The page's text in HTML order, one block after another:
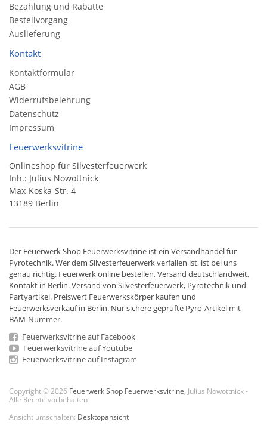
Bezahlung und Rabatte
Bestellvorgang
Auslieferung
Kontakt
Kontaktformular
AGB
Widerrufsbelehrung
Datenschutz
Impressum
Feuerwerksvitrine
Onlineshop für Silvesterfeuerwerk
Inh.: Julius Nowottnick
Max-Koska-Str. 4
13189 Berlin
Der Feuerwerk Shop Feuerwerksvitrine ist ein Versandhandelfür
Pyrotechnik. Wer dem Silvesterfeuerwerk verfallen ist, ist bei uns
genau richtig. Feuerwerk online bestellen,Versand deutschlandweit,
Kontakt in Berlin. Versand von Silvesterfeuerwerk, Pyrotechnik und
Partyartikel. Preiswert Feuerwerkskörper kaufen und
Feuerwerksverkauf in Berlin. Nur sichere geprüfte Pyro-Artikel mit
BAM-Nummer.
Feuerwerksvitrine auf Facebook
Feuerwerksvitrine auf Youtube
Feuerwerksvitrine auf Instagram
Copyright © 2026 Feuerwerk Shop Feuerwerksvitrine , Julius Nowottnick -
Alle Rechte vorbehalten
Ansicht umschalten: Desktopansicht